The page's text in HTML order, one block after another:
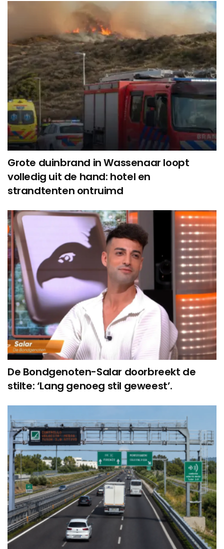
Grote duinbrand in Wassenaar loopt
volledig uit de hand: hotel en
strandtenten ontruimd
De Bondgenoten-Salar doorbreekt de
stilte: ‘Lang genoeg stil geweest’.